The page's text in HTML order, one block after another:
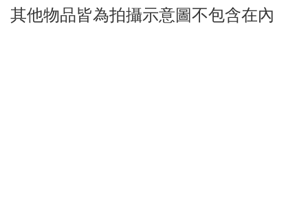
其他物品皆為拍攝示意圖不包含在內